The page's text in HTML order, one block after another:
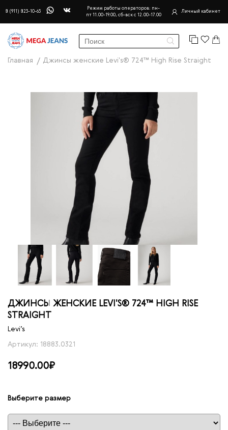
8 (911) 823-10-63
Режим работы операторов: пн-
пт 11.00-19.00, сб-вск с 12.00-17.00
Личный кабинет
Главная Джинсы женские Levi's® 724™ High Rise Straight
ДЖИНСЫ ЖЕНСКИЕ LEVI'S® 724™ HIGH RISE
STRAIGHT
Levi’s
Артикул: 18883.0321
18990.00₽
Выберите размер
Таблица размеров